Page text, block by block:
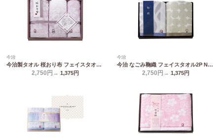
今治
今治製タオル 桜おり布 フェイスタオル2P&ウォッシュタオル パープル IS9625 PI/PU
2,750円→ 1,375円
今治
今治 なごみ鞠織 フェイスタオル2P N-20250
2,750円→ 1,375円